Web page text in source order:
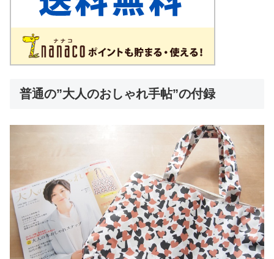
普通の”大人のおしゃれ手帖”の付録